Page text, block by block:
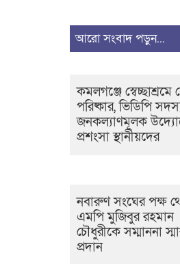
আরো সংবাদ পড়ুন...
কমলগঞ্জে
পরিষ্কার, ভিডিপি
জনকল্যাণমূলক
প্রশংসা স্থানীয়দের
নবারুণ সংঘের পক্ষ
এমপি মুজিবুর রহমান
চৌধুরীকে সম্মাননা
প্রদান